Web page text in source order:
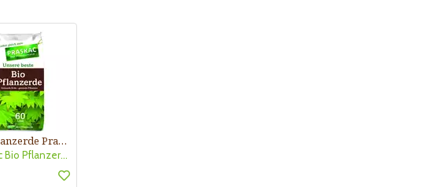
Bio Pflanzerde Praskac
Praskac Bio Pflanzerde